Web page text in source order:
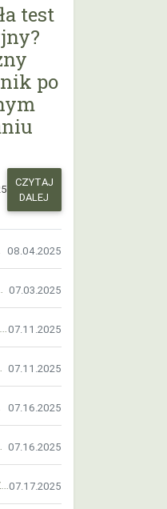
test
po
CZYTAJ
DALEJ
08.04.2025
07.03.2025
07.11.2025
07.11.2025
07.16.2025
07.16.2025
07.17.2025